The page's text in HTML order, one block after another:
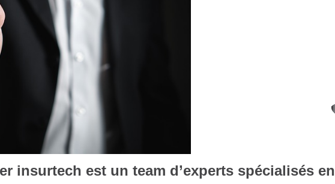
insurtech est un team d’experts spécialisés en